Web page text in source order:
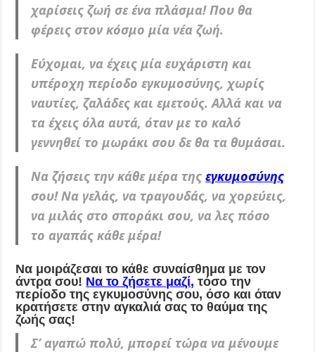
χαρίσεις ζωή σε ένα πλάσμα! Που θα
φέρεις στον κόσμο μία νέα ζωή.
Εύχομαι, να έχεις μία ευχάριστη και
υπέροχη περίοδο εγκυμοσύνης, χωρίς
ναυτίες, ζαλάδες και εμετούς. Αλλά και να
τα έχεις όλα αυτά, όταν με το καλό
γεννηθεί το μωράκι σου δε θα τα θυμάσαι.
Να ζήσεις την κάθε μέρα τηςεγκυμοσύνης
σου! Να γελάς, να τραγουδάς, να χορεύεις,
να μιλάς στο σποράκι σου, να λες πόσο
το αγαπάς κάθε μέρα!
Να μοιράζεσαι το κάθε συναίσθημα με τον
άντρα σου! Να το ζήσετε μαζί, τόσο την
περίοδο της εγκυμοσύνης σου, όσο και όταν
κρατήσετε στην αγκαλιά σας το θαύμα της
ζωής σας!
Σ’ αγαπώ πολύ, μπορεί τώρα να μένουμε